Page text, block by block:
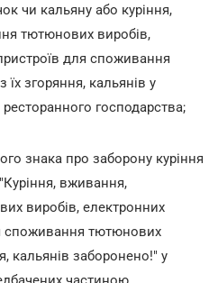
чи кальяну або куріння,
тютюнових виробів,
для споживання
згоряння, кальянів у
господарства;
знака про заборону куріння
"Куріння, вживання,
виробів, електронних
споживання тютюнових
кальянів заборонено!" у